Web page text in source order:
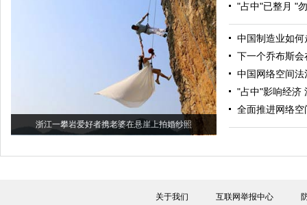
浙江一攀岩爱好者携老婆在悬崖上拍婚纱照
"占中"已整月 "
中国制造业如
下一个乔布斯
中国网络空间
"占中"影响经济
全面推进网络
关于我们 互联网举报中心